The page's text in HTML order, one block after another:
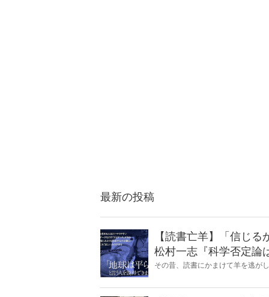
最新の投稿
【読書亡羊】「信じ
松村一志『科学否定論
麻衣子
その昔、読書にかまけて羊を逃が